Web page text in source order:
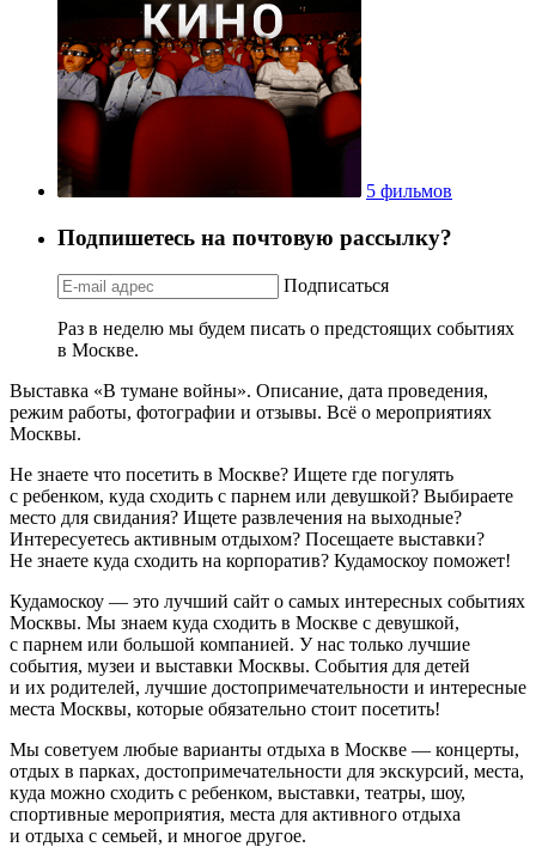
5 фильмов
Подпишетесь на почтовую рассылку?
Подписаться
Раз в неделю мы будем писать о предстоящих событиях
в Москве.
Выставка «В тумане войны». Описание, дата проведения,
режим работы, фотографии и отзывы. Всё о мероприятиях
Москвы.
Не знаете что посетить в Москве? Ищете где погулять
с ребенком, куда сходить с парнем или девушкой? Выбираете
место для свидания? Ищете развлечения на выходные?
Интересуетесь активным отдыхом? Посещаете выставки?
Не знаете куда сходить на корпоратив? Кудамоскоу поможет!
Кудамоскоу — это лучший сайт о самых интересных событиях
Москвы. Мы знаем куда сходить в Москве с девушкой,
с парнем или большой компанией. У нас только лучшие
события, музеи и выставки Москвы. События для детей
и их родителей, лучшие достопримечательности и интересные
места Москвы, которые обязательно стоит посетить!
Мы советуем любые варианты отдыха в Москве — концерты,
отдых в парках, достопримечательности для экскурсий, места,
куда можно сходить с ребенком, выставки, театры, шоу,
спортивные мероприятия, места для активного отдыха
и отдыха с семьей, и многое другое.